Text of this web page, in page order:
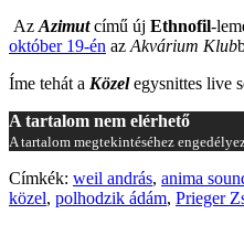
AzAzimut című új Ethnofil-
október 19-én azAkvárium Klub
Íme tehát a Közel egysnittes live
A tartalom nem elérhető
A tartalom megtekintéséhez
Címkék: weil andrás, anima
közel, polhodzik ádám, Prieger